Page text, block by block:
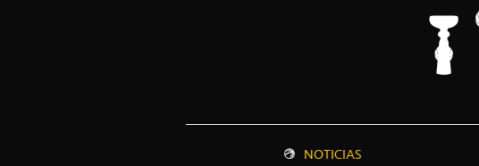
NOTICIAS